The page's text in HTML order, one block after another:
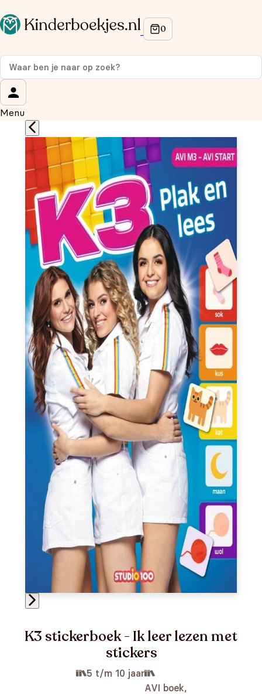
Menu
K3 stickerboek - Ik leer lezen met
stickers
5 t/m 10 jaar
AVI boek,
Op de hoogte blijven van onze acties?
Meld je aan voor onze nieuwsbrief en ontvang
eerste aankoop!
Wat is je voornaam?
Wat is je e-mailadres?*
Aanmelden
We gebruiken je gegevens om contact op te nemen, in
overeenstemming met onsprivacybeleid.